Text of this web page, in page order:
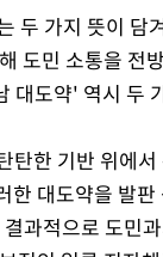
두 가지 뜻이 담
도민 소통을 전
대도약' 역시 두
탄한 기반 위에
한 대도약을 발
과적으로 도민